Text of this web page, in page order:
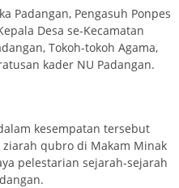
Padangan, Pengasuh Ponpes
Desa se-Kecamatan
Tokoh-tokoh Agama,
kader NU Padangan.
kesempatan tersebut
qubro di Makam Minak
pelestarian sejarah-sejarah